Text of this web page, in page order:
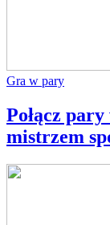
Gra w pary
Połącz
mistrzem